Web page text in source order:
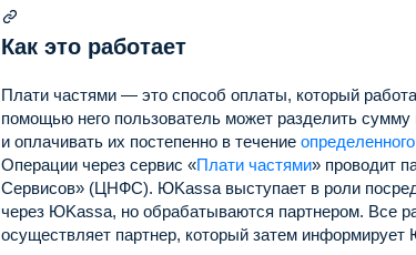
Как это работает
Плати частями — это способ оплаты, который
помощью него пользователь может разделить
и оплачивать их постепенно в течение
Операции через сервис «Плати частями» проводит
Сервисов» (ЦНФС). ЮKassa выступает в роли
через ЮKassa, но обрабатываются партнером. Все
осуществляет партнер, который затем информирует